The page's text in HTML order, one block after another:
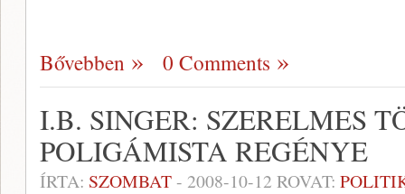
Bővebben 0 Comments
I.B. SINGER: SZERELMES
POLIGÁMISTA REGÉNYE
ÍRTA: SZOMBAT- 2008-10-12 ROVAT: